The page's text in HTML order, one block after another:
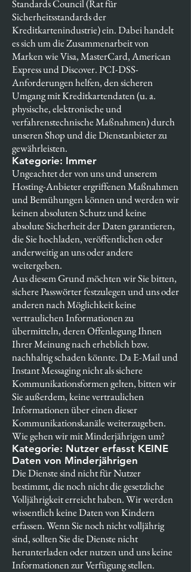
Standards Council (Rat für
Sicherheitsstandards der
Kreditkartenindustrie) ein. Dabei handelt
es sich um die Zusammenarbeit von
Marken wie Visa, MasterCard, American
Express und Discover. PCI-DSS-
Anforderungen helfen, den sicheren
Umgang mit Kreditkartendaten (u. a.
physische, elektronische und
verfahrenstechnische Maßnahmen) durch
unseren Shop und die Dienstanbieter zu
gewährleisten.
Kategorie: Immer
Ungeachtet der von uns und unserem
Hosting-Anbieter ergriffenen Maßnahmen
und Bemühungen können und werden wir
keinen absoluten Schutz und keine
absolute Sicherheit der Daten garantieren,
die Sie hochladen, veröffentlichen oder
anderweitig an uns oder andere
weitergeben.
Aus diesem Grund möchten wir Sie bitten,
sichere Passwörter festzulegen und uns oder
anderen nach Möglichkeit keine
vertraulichen Informationen zu
übermitteln, deren Offenlegung Ihnen
Ihrer Meinung nach erheblich bzw.
nachhaltig schaden könnte. Da E-Mail und
Instant Messaging nicht als sichere
Kommunikationsformen gelten, bitten wir
Sie außerdem, keine vertraulichen
Informationen über einen dieser
Kommunikationskanäle weiterzugeben.
Wie gehen wir mit Minderjährigen um?
Kategorie: Nutzer erfasst KEINE
Daten von Minderjährigen
Die Dienste sind nicht für Nutzer
bestimmt, die noch nicht die gesetzliche
Volljährigkeit erreicht haben. Wir werden
wissentlich keine Daten von Kindern
erfassen. Wenn Sie noch nicht volljährig
sind, sollten Sie die Dienste nicht
herunterladen oder nutzen und uns keine
Informationen zur Verfügung stellen.